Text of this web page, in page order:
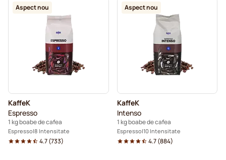
Aspect nou
KaffeK
Espresso
1 kg boabe de cafea
Espresso 8 Intensitate
4.7(733)
Aspect nou
KaffeK
Intenso
1 kg boabe de cafea
Espresso 10 Intensitate
4.7(884)